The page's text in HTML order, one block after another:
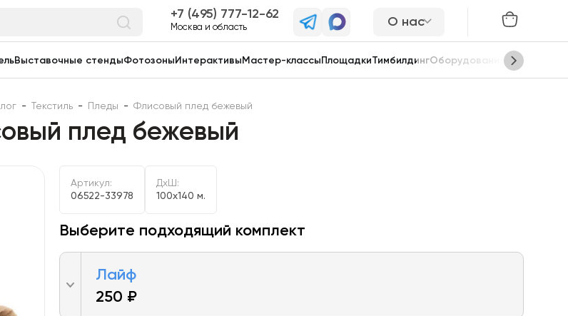
7 (495) 777-12-62
Москва и область О нас
Выставочные стендыФотозоны Интерактивы Мастер-классы ПлощадкиТимбилдингОборудование Сцены
- Текстиль - Пледы - Флисовый плед бежевый
плед бежевый
Артикул:
06522-33978
ДxШ:
100x140 м.
Выберите подходящий комплект
Лайф
250 ₽